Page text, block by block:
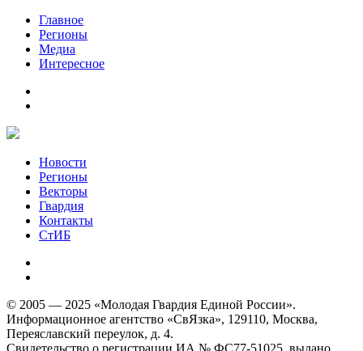
Главное
Регионы
Медиа
Интересное
Новости
Регионы
Векторы
Гвардия
Контакты
СтИБ
© 2005 — 2025 «Молодая Гвардия Единой России».
Информационное агентство «СвЯзка», 129110, Москва,
Переяславский переулок, д. 4.
Свидетельство о регистрации ИА № ФС77-51025, выдано